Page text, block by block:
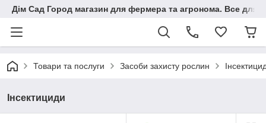
Дім Сад Город магазин для фермера та агронома. Все для
Товари та послуги Засоби захисту рослин
Інсектициди